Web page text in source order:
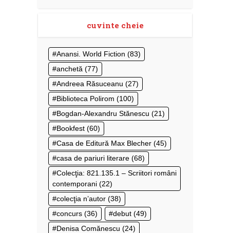
cuvinte cheie
Anansi. World Fiction (83)
anchetă (77)
Andreea Răsuceanu (27)
Biblioteca Polirom (100)
Bogdan-Alexandru Stănescu (21)
Bookfest (60)
Casa de Editură Max Blecher (45)
casa de pariuri literare (68)
Colecţia: 821.135.1 – Scriitori români
contemporani (22)
colecţia n’autor (38)
concurs (36) debut (49)
Denisa Comănescu (24)